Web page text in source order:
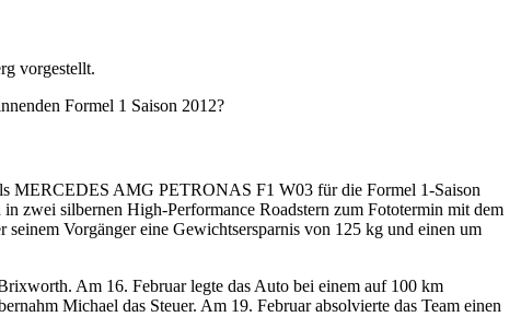
vorgestellt.
Formel 1 Saison 2012?
MERCEDES AMG PETRONAS F1 W03 für die Formel 1-Saison
zwei silbernen High-Performance Roadstern zum Fototermin mit dem
Vorgänger eine Gewichtsersparnis von 125 kg und einen um
Am 16. Februar legte das Auto bei einem auf 100 km
Michael das Steuer. Am 19. Februar absolvierte das Team einen